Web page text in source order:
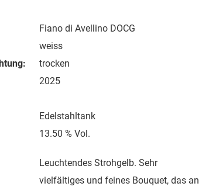
Fiano di Avellino DOCG
weiss
trocken
2025
Edelstahltank
13.50 % Vol.
Leuchtendes Strohgelb. Sehr
vielfältiges und feines Bouquet, das an